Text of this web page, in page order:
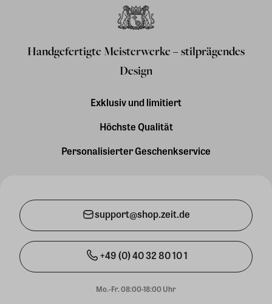
Handgefertigte Meisterwerke – stilprägendes
Design
Exklusiv und limitiert
Höchste Qualität
Personalisierter Geschenkservice
support@shop.zeit.de
+49 (0) 40 32 80 10 1
Mo.-Fr. 08:00-18:00 Uhr